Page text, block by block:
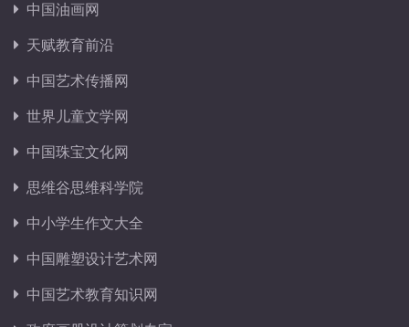
中国油画网
天赋教育前沿
中国艺术传播网
世界儿童文学网
中国珠宝文化网
思维谷思维科学院
中小学生作文大全
中国雕塑设计艺术网
中国艺术教育知识网